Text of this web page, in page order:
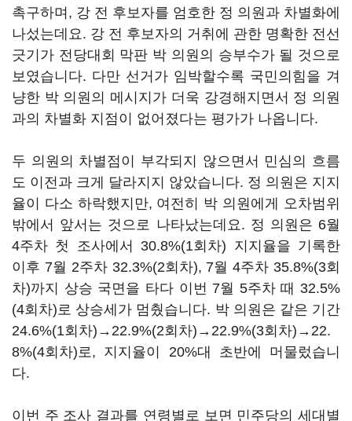
촉구하며, 강 전 후보자를 엄호한 정 의원과 차별화에
나섰는데요. 강 전 후보자의 거취에 관한 명확한 전선
긋기가 전당대회 막판 박 의원의 승부수가 될 것으로
보였습니다. 다만 선거가 임박할수록 국민의힘을 겨
냥한 박 의원의 메시지가 더욱 강경해지면서 정 의원
과의 차별화 지점이 없어졌다는 평가가 나옵니다.
두 의원의 차별점이 부각되지 않으면서 민심의 흐름
도 이전과 크게 달라지지 않았습니다. 정 의원은 지지
율이 다소 하락했지만, 여전히 박 의원에게 오차범위
밖에서 앞서는 것으로 나타났는데요. 정 의원은 6월
4주차 첫 조사에서 30.8%(1회차) 지지율을 기록한
이후 7월 2주차 32.3%(2회차), 7월 4주차 35.8%(3회
차)까지 상승 국면을 타다 이번 7월 5주차 때 32.5%
(4회차)로 상승세가 멈췄습니다. 박 의원은 같은 기간
24.6%(1회차)→22.9%(2회차)→22.9%(3회차)→22.
8%(4회차)로, 지지율이 20%대 초반에 머물렀습니
다.
이번 주 조사 결과를 연령별로 보면 민주당의 세대별